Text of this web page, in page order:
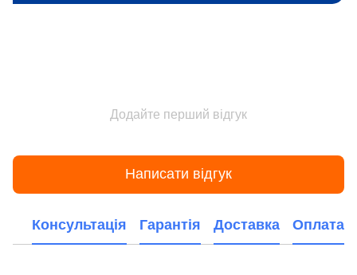
Додайте перший відгук
Написати відгук
Консультація Гарантія Доставка Оплата